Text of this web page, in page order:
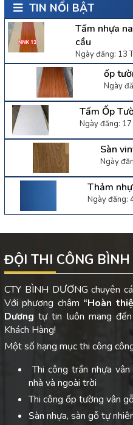
TIN NỔI BẬT
Tấm nhựa
cầu
Ngày đăng: 13
ốp
Ngày
Tấm Ốp
Ngày đăng:
Sàn
Ngày
Thảm
Ngày đăng:
ĐỘI THI CÔNG BÌNH
CTY BÌNH DƯƠNG chuyên
Với phương châm “Hoàn
Dươngtự tin luôn mang
Khách Hàng!
Một số hạng mục thi công
Thi công trần nhựa
nhà và ngoài trời
Thi công ốp tường vân
Sàn nhựa, sàn gỗ tự